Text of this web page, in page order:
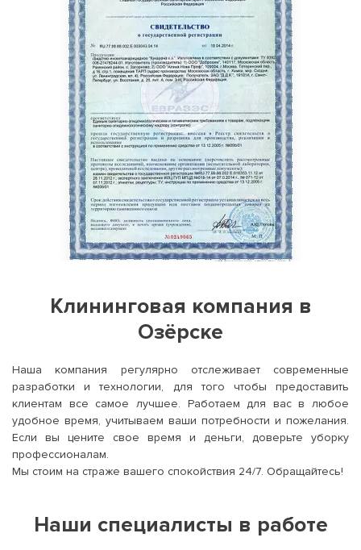
Клининговая компания в
Озёрске
Наша компания регулярно отслеживает современные
разработки и технологии, для того чтобы предоставить
клиентам все самое лучшее. Работаем для вас в любое
удобное время, учитываем ваши потребности и пожелания.
Если вы цените свое время и деньги, доверьте уборку
профессионалам.
Мы стоим на страже вашего спокойствия 24/7. Обращайтесь!
Наши специалисты в работе